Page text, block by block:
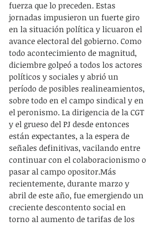
fuerza que lo preceden. Estas
jornadas impusieron un fuerte giro
en la situación política y licuaron el
avance electoral del gobierno. Como
todo acontecimiento de magnitud,
diciembre golpeó a todos los actores
políticos y sociales y abrió un
período de posibles realineamientos,
sobre todo en el campo sindical y en
el peronismo. La dirigencia de la CGT
y el grueso del PJ desde entonces
están expectantes, a la espera de
señales definitivas, vacilando entre
continuar con el colaboracionismo o
pasar al campo opositor.Más
recientemente, durante marzo y
abril de este año, fue emergiendo un
creciente descontento social en
torno al aumento de tarifas de los